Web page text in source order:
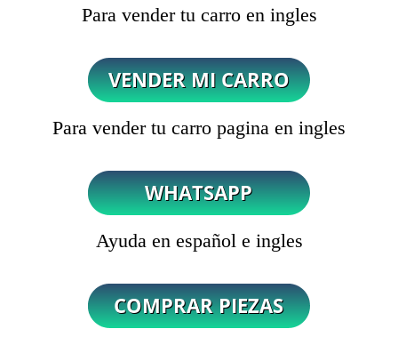
Para vender tu carro en ingles
Para vender tu carro pagina en ingles
Ayuda en español e ingles